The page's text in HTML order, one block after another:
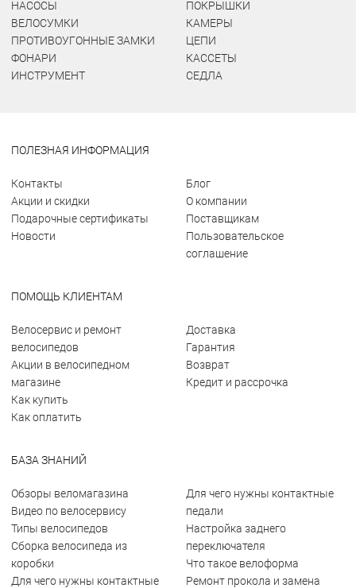
НАСОСЫ
ВЕЛОСУМКИ
ПРОТИВОУГОННЫЕ ЗАМКИ
ФОНАРИ
ИНСТРУМЕНТ
ПОКРЫШКИ
КАМЕРЫ
ЦЕПИ
КАССЕТЫ
СЕДЛА
ПОЛЕЗНАЯ ИНФОРМАЦИЯ
Контакты
Акции и скидки
Подарочные сертификаты
Новости
Блог
О компании
Поставщикам
Пользовательское
соглашение
ПОМОЩЬ КЛИЕНТАМ
Велосервис и ремонт
велосипедов
Акции в велосипедном
магазине
Как купить
Как оплатить
Доставка
Гарантия
Возврат
Кредит и рассрочка
БАЗА ЗНАНИЙ
Обзоры веломагазина
Видео по велосервису
Типы велосипедов
Сборка велосипеда из
коробки
Для чего нужны контактные
Для чего нужны контактные
педали
Настройка заднего
переключателя
Что такое велоформа
Ремонт прокола и замена